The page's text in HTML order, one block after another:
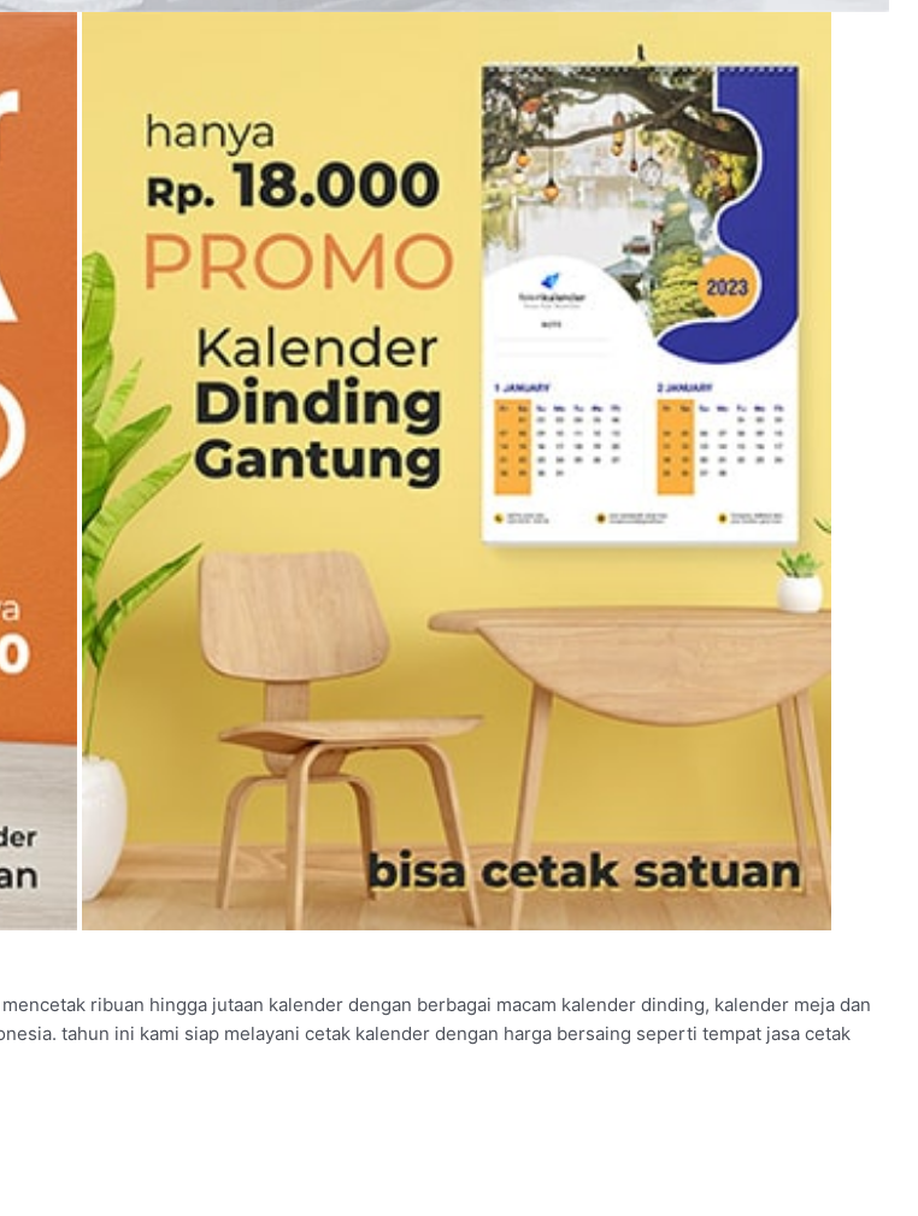
ribuan hingga jutaan kalender dengan berbagai macam kalender dinding, kalender meja dan
tahun ini kami siap melayani cetak kalender dengan harga bersaing seperti tempat jasa cetak